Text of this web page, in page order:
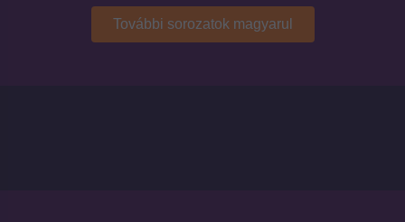
További sorozatok magyarul